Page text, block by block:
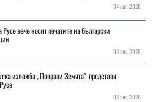
04 авг, 2026
вече носят печатите на български
03 авг, 2026
изложба „Поправи Земята“ представя
03 авг, 2026